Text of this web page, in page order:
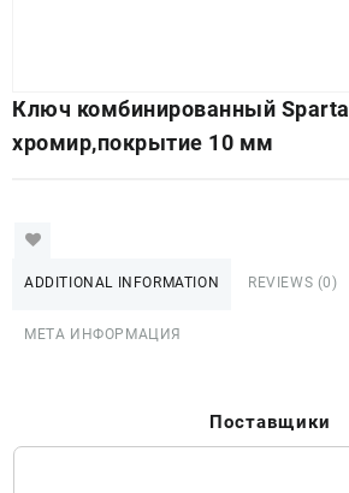
Ключ комбинированный Sparta
хромир,покрытие 10 мм
ADDITIONAL INFORMATION REVIEWS (0)
МЕТА ИНФОРМАЦИЯ
Поставщики